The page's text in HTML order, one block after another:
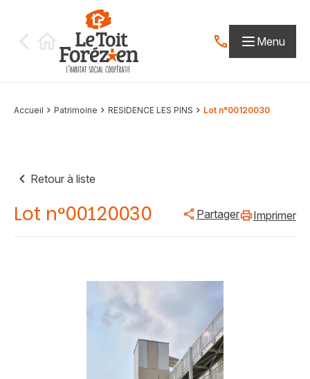
Contactez-nous
Menu
Accueil Patrimoine RESIDENCE LES PINS Lot n°00120030
Retour à liste
Lot n°00120030 Partager Imprimer